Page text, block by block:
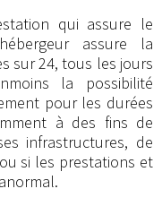
qui assure le
assure la
sur 24, tous les jours
la possibilité
pour les durées
à des fins de
infrastructures, de
si les prestations et